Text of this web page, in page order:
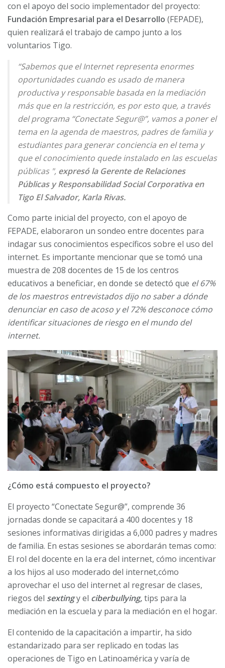
con el apoyo del socio implementador del proyecto:
Fundación Empresarial para el Desarrollo (FEPADE),
quien realizará el trabajo de campo junto a los
voluntarios Tigo.
“Sabemos que el Internet representa enormes
oportunidades cuando es usado de manera
productiva y responsable basada en la mediación
más que en la restricción, es por esto que, a través
del programa “Conectate Segur@”, vamos a poner el
tema en la agenda de maestros, padres de familia y
estudiantes para generar conciencia en el tema y
que el conocimiento quede instalado en las escuelas
públicas ", expresó la Gerente de Relaciones
Públicas y Responsabilidad Social Corporativa en
Tigo El Salvador, Karla Rivas.
Como parte inicial del proyecto, con el apoyo de
FEPADE, elaboraron un sondeo entre docentes para
indagar sus conocimientos específicos sobre el uso del
internet. Es importante mencionar que se tomó una
muestra de 208 docentes de 15 de los centros
educativos a beneficiar, en donde se detectó que el 67%
de los maestros entrevistados dijo no saber a dónde
denunciar en caso de acoso y el 72% desconoce cómo
identificar situaciones de riesgo en el mundo del
internet.
¿Cómo está compuesto el proyecto?
El proyecto “Conectate Segur@”, comprende 36
jornadas donde se capacitará a 400 docentes y 18
sesiones informativas dirigidas a 6,000 padres y madres
de familia. En estas sesiones se abordarán temas como:
El rol del docente en la era del internet, cómo incentivar
a los hijos al uso moderado del internet,cómo
aprovechar el uso del internet al regresar de clases,
riegos del sextingy el ciberbullying,tips para la
mediación en la escuela y para la mediación en el hogar.
El contenido de la capacitación a impartir, ha sido
estandarizado para ser replicado en todas las
operaciones de Tigo en Latinoamérica y varía de